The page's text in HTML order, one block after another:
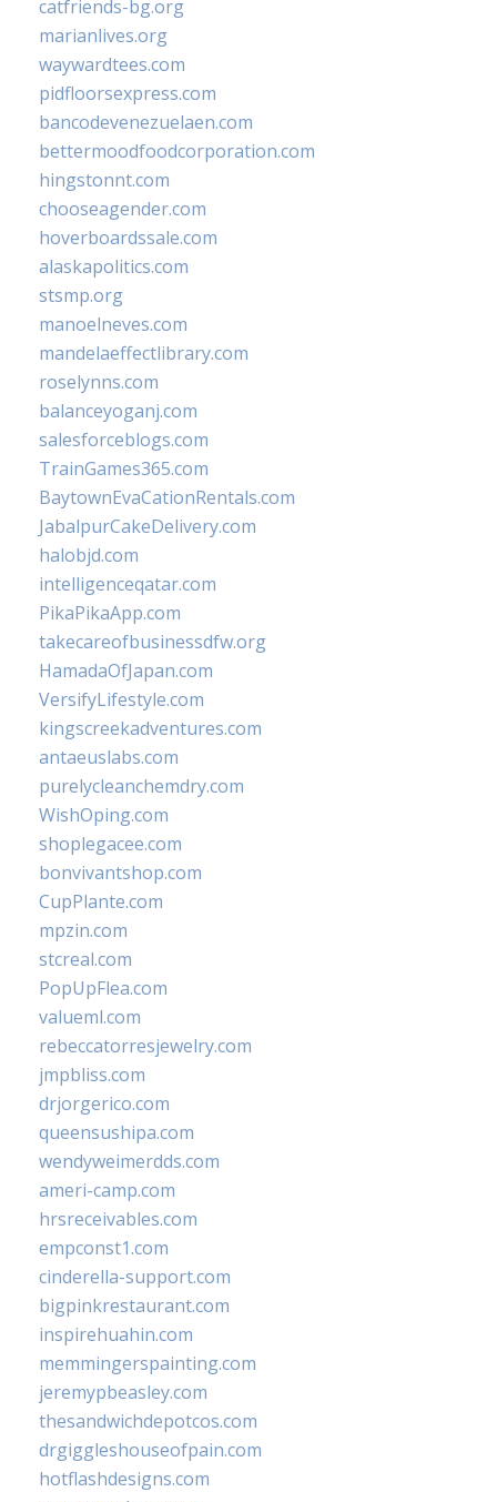
catfriends-bg.org
marianlives.org
waywardtees.com
pidfloorsexpress.com
bancodevenezuelaen.com
bettermoodfoodcorporation.com
hingstonnt.com
chooseagender.com
hoverboardssale.com
alaskapolitics.com
stsmp.org
manoelneves.com
mandelaeffectlibrary.com
roselynns.com
balanceyoganj.com
salesforceblogs.com
TrainGames365.com
BaytownEvaCationRentals.com
JabalpurCakeDelivery.com
halobjd.com
intelligenceqatar.com
PikaPikaApp.com
takecareofbusinessdfw.org
HamadaOfJapan.com
VersifyLifestyle.com
kingscreekadventures.com
antaeuslabs.com
purelycleanchemdry.com
WishOping.com
shoplegacee.com
bonvivantshop.com
CupPlante.com
mpzin.com
stcreal.com
PopUpFlea.com
valueml.com
rebeccatorresjewelry.com
jmpbliss.com
drjorgerico.com
queensushipa.com
wendyweimerdds.com
ameri-camp.com
hrsreceivables.com
empconst1.com
cinderella-support.com
bigpinkrestaurant.com
inspirehuahin.com
memmingerspainting.com
jeremypbeasley.com
thesandwichdepotcos.com
drgiggleshouseofpain.com
hotflashdesigns.com